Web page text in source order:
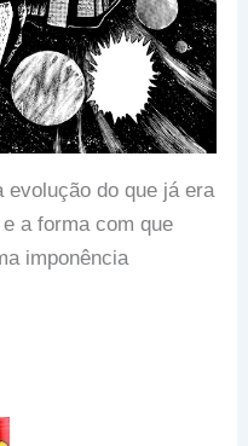
evolução do que já era
a forma com que
imponência